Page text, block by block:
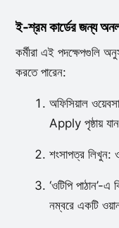
ই-শ্রম কার্ডের জন্য
কর্মীরা এই পদক্ষেপগুলি
করতে পারেন:
অফিসিয়াল
Apply পৃষ্ঠায়
শংসাপত্র লিখুন:
‘ওটিপি
নম্বরে একটি